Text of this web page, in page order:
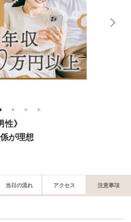
1 2 3 4
性》
が理想
当日の流れ アクセス 注意事項